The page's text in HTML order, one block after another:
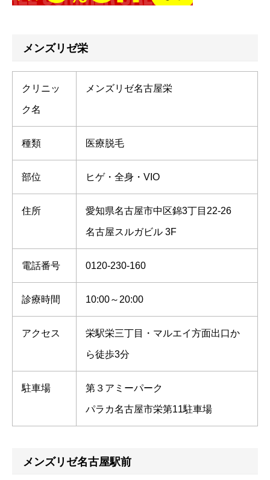
メンズリゼ栄
クリニッ
ク名
メンズリゼ名古屋栄
種類 医療脱毛
部位 ヒゲ・全身・VIO
住所 愛知県名古屋市中区錦3丁目22-26
名古屋スルガビル 3F
電話番号 0120-230-160
診療時間 10:00～20:00
アクセス 栄駅栄三丁目・マルエイ方面出口か
ら徒歩3分
駐車場 第３アミーパーク
パラカ名古屋市栄第11駐車場
メンズリゼ名古屋駅前